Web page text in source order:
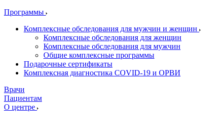
Программы
Комплексные обследования для мужчин и женщин
Комплексные обследования для женщин
Комплексные обследования для мужчин
Общие комплексные программы
Подарочные сертификаты
Комплексная диагностика COVID-19 и ОРВИ
Врачи
Пациентам
О центре